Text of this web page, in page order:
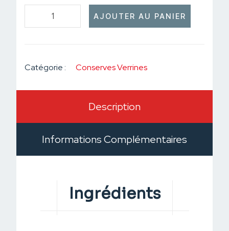
AJOUTER AU PANIER
Catégorie : Conserves Verrines
Description
Informations Complémentaires
Ingrédients